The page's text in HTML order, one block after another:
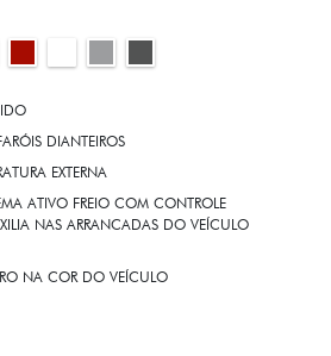
DIANTEIROS
EXTERNA
ATIVO FREIO COM CONTROLE
NAS ARRANCADAS DO VEÍCULO
NA COR DO VEÍCULO